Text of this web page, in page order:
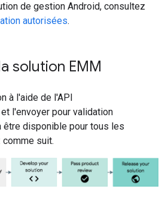
de gestion Android, consultez
autorisées.
solution EMM
à l'aide de l'API
l'envoyer pour validation
disponible pour tous les
suit.